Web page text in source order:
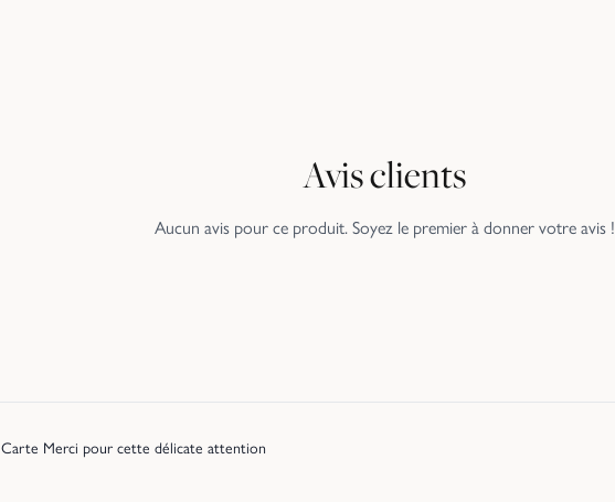
Avis clients
Aucun avis pour ce produit. Soyez le premier à donner votre avis !
Carte Merci pour cette délicate attention